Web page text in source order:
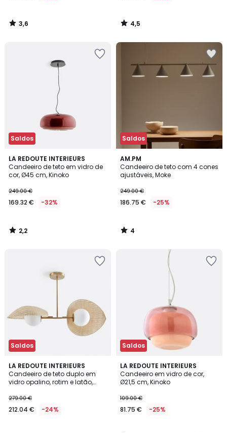
3,6
/
4,5
/
Saldos
LA REDOUTE INTERIEURS
Candeeiro de teto em vidro de
cor, Ø45 cm, Kinoko
249.00 €
169.32 € -32%
2,2
/ 5
2,2
/
Saldos
AM.PM
Candeeiro de teto com 4 cones
ajustáveis, Moke
249.00 €
186.75 € -25%
4
/
5
4
/
Saldos
LA REDOUTE INTERIEURS
Candeeiro de teto duplo em
vidro opalino, rotim e latão,
279.00 €
212.04 € -24%
Saldos
LA REDOUTE INTERIEURS
Candeeiro em vidro de cor,
Ø21,5 cm, Kinoko
109.00 €
81.75 € -25%
2,8
/ 5
3
Cores